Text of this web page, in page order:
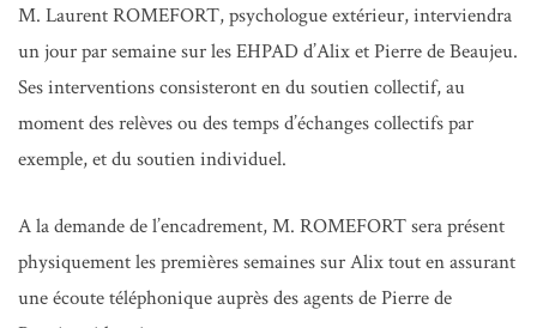
M. Laurent ROMEFORT, psychologue extérieur, interviendra
un jour par semaine sur les EHPAD d’Alix et Pierre de Beaujeu.
Ses interventions consisteront en du soutien collectif, au
moment des relèves ou des temps d’échanges collectifs par
exemple, et du soutien individuel.
A la demande de l’encadrement, M. ROMEFORT sera présent
physiquement les premières semaines sur Alix tout en assurant
une écoute téléphonique auprès des agents de Pierre de